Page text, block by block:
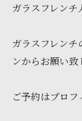
ガラスフレンチ
ガラスフレン
ンからお願い致
ご予約はプロ